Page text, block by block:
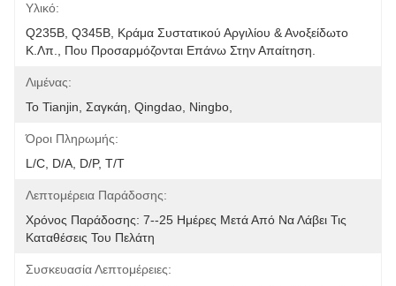
Υλικό:
Q235B, Q345B, Κράμα Συστατικού Αργιλίου & Ανοξείδωτο
Κ.λπ., Που Προσαρμόζονται Επάνω Στην Απαίτηση.
Λιμένας:
Το Tianjin, Σαγκάη, Qingdao, Ningbo,
Όροι Πληρωμής:
L/C, D/A, D/P, T/T
Λεπτομέρεια Παράδοσης:
Χρόνος Παράδοσης: 7--25 Ημέρες Μετά Από Να Λάβει Τις
Καταθέσεις Του Πελάτη
Συσκευασία Λεπτομέρειες: